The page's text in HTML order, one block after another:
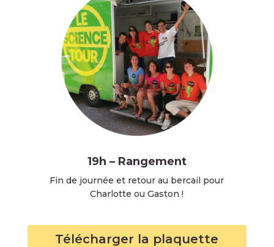
19h – Rangement
Fin de journée et retour au bercail pour
Charlotte ou Gaston !
Télécharger la plaquette